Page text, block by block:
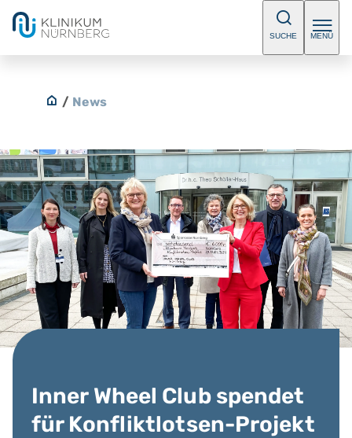
SUCHE MENÜ
/ News
Inner Wheel Club spendet
für Konfliktlotsen-Projekt